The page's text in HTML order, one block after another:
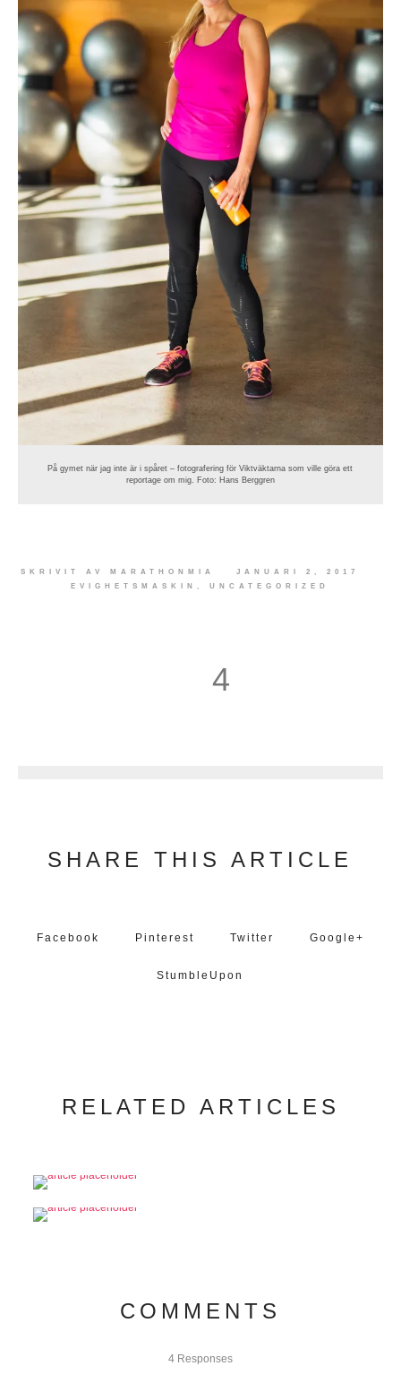
På gymet när jag inte är i spåret – fotografering för Viktväktarna som ville göra ett
reportage om mig. Foto: Hans Berggren
SKRIVIT AV MARATHONMIA
JANUARI 2, 2017
EVIGHETSMASKIN
UNCATEGORIZED
4
SHARE THIS ARTICLE
Facebook Pinterest Twitter Google+
StumbleUpon
RELATED ARTICLES
COMMENTS
4 Responses